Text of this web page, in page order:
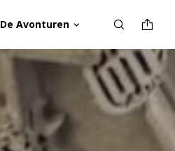
De Avonturen